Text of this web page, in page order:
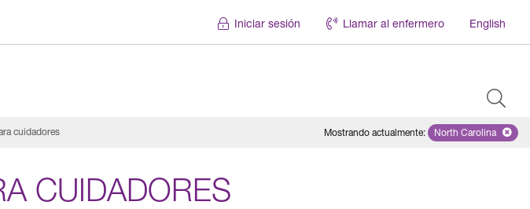
Iniciar sesión Llamar al enfermero English
cuidadores Mostrando actualmente: Remove
North Carolina
CUIDADORES